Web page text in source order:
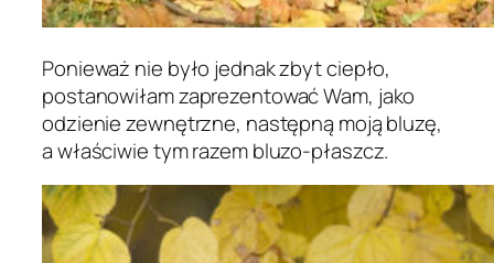
Ponieważ nie było jednak zbyt ciepło,
postanowiłam zaprezentować Wam, jako
odzienie zewnętrzne, następną moją bluzę,
a właściwie tym razem bluzo-płaszcz.